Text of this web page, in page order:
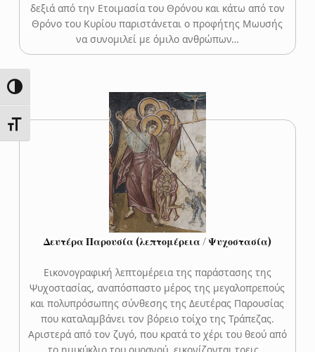
ΕΝΑΛΛΑΓΉ ΥΨΗΛΉΣ ΑΝΤΊΘΕΣΗΣ
ΕΝΑΛΛΑΓΉ ΜΕΓΈΘΟΥΣ ΓΡΑΜΜΆΤΩΝ
δεξιά από την Ετοιμασία του Θρόνου και κάτω από τον
Θρόνο του Κυρίου παριστάνεται ο προφήτης Μωυσής
να συνομιλεί με όμιλο ανθρώπων…
Δευτέρα Παρουσία (λεπτομέρεια / Ψυχοστασία)
Εικονογραφική λεπτομέρεια της παράστασης της
Ψυχοστασίας, αναπόσπαστο μέρος της μεγαλοπρεπούς
και πολυπρόσωπης σύνθεσης της Δευτέρας Παρουσίας
που καταλαμβάνει τον βόρειο τοίχο της Τράπεζας.
Αριστερά από τον ζυγό, που κρατά το χέρι του θεού από